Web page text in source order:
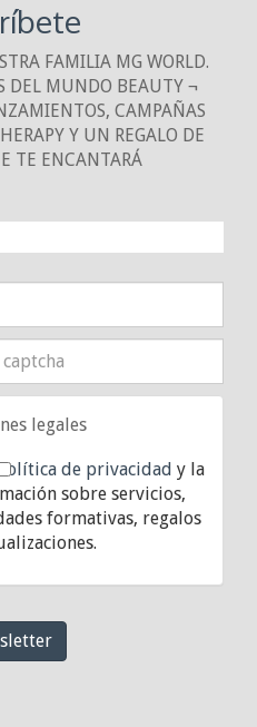
FAMILIA MG WORLD.
DEL MUNDO BEAUTY ¬
CAMPAÑAS
Y UN REGALO DE
TE ENCANTARÁ
legales
de privacidad y la
sobre servicios,
formativas, regalos